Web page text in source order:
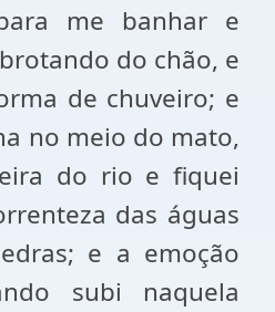
me banhar e
do chão, e
de chuveiro; e
no meio do mato,
do rio e fiquei
das águas
e a emoção
subi naquela